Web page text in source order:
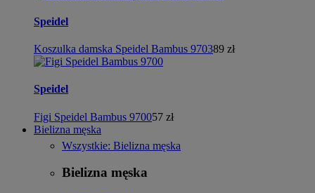
Speidel
Koszulka damska Speidel Bambus 970389 zł
Speidel
Figi Speidel Bambus 970057 zł
Bielizna męska
Wszystkie: Bielizna męska
Bielizna męska